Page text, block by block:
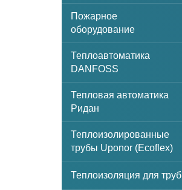
Пожарное
оборудование
Теплоавтоматика
DANFOSS
Тепловая автоматика
Ридан
Теплоизолированные
трубы Uponor (Ecoflex)
Теплоизоляция для труб